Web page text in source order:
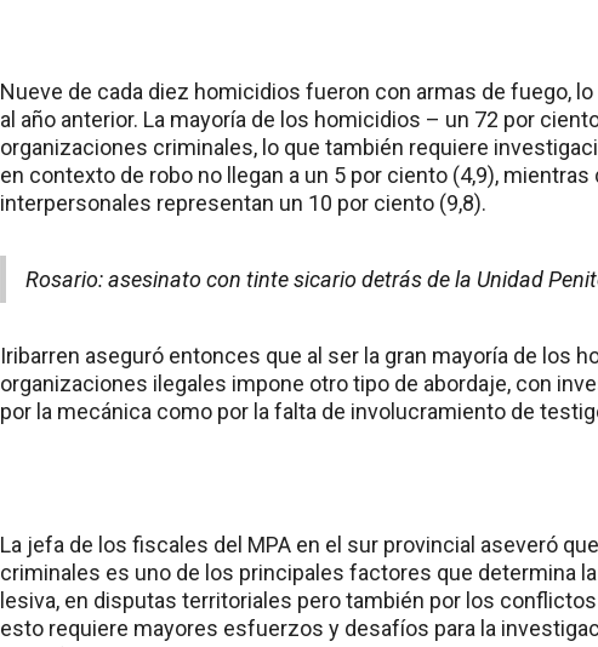
Nueve de cada diez homicidios fueron con armas de fuego,
al año anterior. La mayoría de los homicidios – un 72 por
organizaciones criminales, lo que también requiere
en contexto de robo no llegan a un 5 por ciento (4,9),
interpersonales representan un 10 por ciento (9,8).
Rosario: asesinato con tinte sicario detrás de la Unidad
Iribarren aseguró entonces que al ser la gran mayoría de los
organizaciones ilegales impone otro tipo de abordaje, con
por la mecánica como por la falta de involucramiento de
La jefa de los fiscales del MPA en el sur provincial aseveró
criminales es uno de los principales factores que determina
lesiva, en disputas territoriales pero también por los
esto requiere mayores esfuerzos y desafíos para la